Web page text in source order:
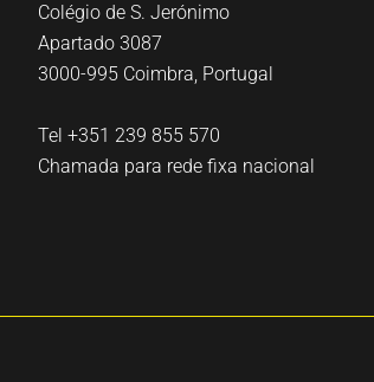
Colégio de S. Jerónimo
Apartado 3087
3000-995 Coimbra, Portugal
Tel +351 239 855 570
Chamada para rede fixa nacional